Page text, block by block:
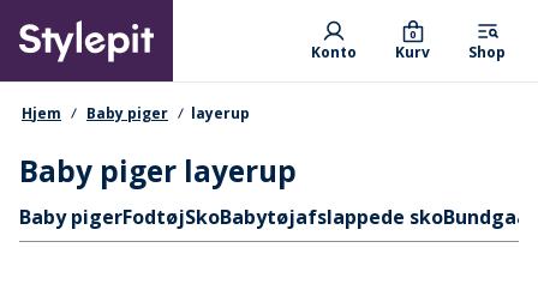
main
content
Primary departments
Konto Kurv
0
Shop
navigationssti
Hjem Baby piger layerup
Baby piger layerup
Hurtige links
Baby pigerFodtøjSkoBabytøjafslappede sko